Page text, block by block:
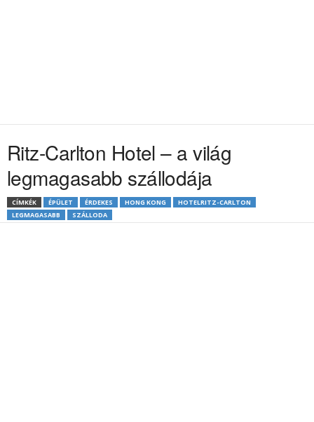
Ritz-Carlton Hotel – a világ
legmagasabb szállodája
CÍMKÉK ÉPÜLET ÉRDEKES HONG KONG
HOTELRITZ-CARLTON
LEGMAGASABB
SZÁLLODA